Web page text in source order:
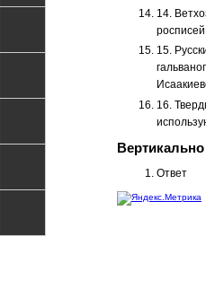
14.
15.
16.
Вертикально
Ответ